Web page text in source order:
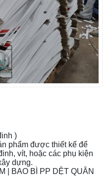
)
phẩm được thiết kế để
vít, hoặc các phụ kiện
dựng.
| BAO BÌ PP DỆT QUÂN